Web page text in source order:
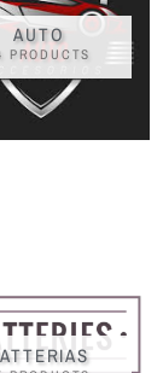
AUTO
PRODUCTS